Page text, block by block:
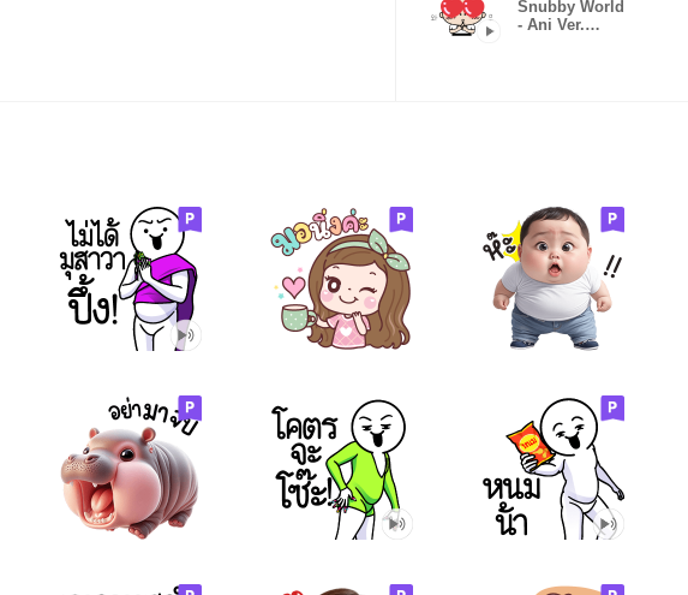
Snubby World
- Ani Ver.